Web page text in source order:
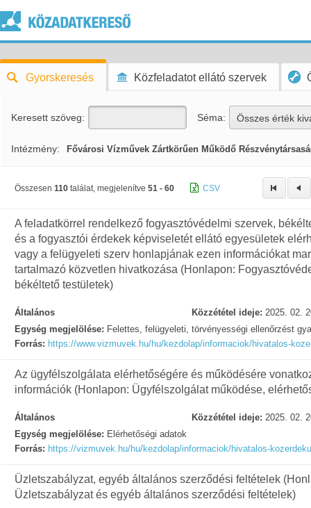
Gyorskeresés Közfeladatot ellátó szervek
Keresett szöveg: Séma: Összes érték
Intézmény: Fővárosi Vízművek Zártkörűen Működő
Összesen 110 találat, megjelenítve 51 - 60 CSV
A feladatkörrel rendelkező fogyasztóvédelmi szervek,
és a fogyasztói érdekek képviseletét ellátó egyesületek
vagy a felügyeleti szerv honlapjának ezen információkat
tartalmazó közvetlen hivatkozása (Honlapon:
békéltető testületek)
Általános Közzététel ideje: 2025. 02.
Egység megjelölése: Felettes, felügyeleti, törvényességi ellenőrzést
Forrás: https://www.vizmuvek.hu/hu/kezdolap/informaciok/hivatalos-
Az ügyfélszolgálata elérhetőségére és működésére
információk (Honlapon: Ügyfélszolgálat működése,
Általános Közzététel ideje: 2025. 02.
Egység megjelölése: Elérhetőségi adatok
Forrás: https://vizmuvek.hu/hu/kezdolap/informaciok/hivatalos-
Üzletszabályzat, egyéb általános szerződési feltételek
Üzletszabályzat és egyéb általános szerződési feltételek)